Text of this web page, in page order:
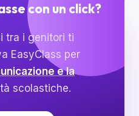
con un click?
tra i genitori ti
EasyClass per
e la
scolastiche.